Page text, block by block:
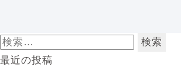
検
索:
最近の投稿